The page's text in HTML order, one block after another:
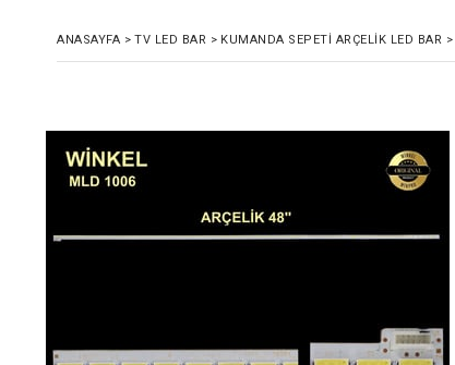
ANASAYFA > TV LED BAR > KUMANDA SEPETI ARÇELIK LED BAR >